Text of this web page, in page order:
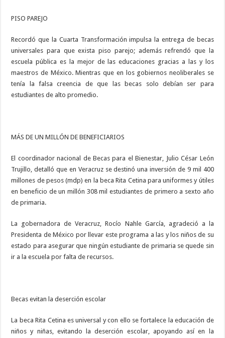
PISO PAREJO
Recordó que la Cuarta Transformación impulsa la entrega de becas
universales para que exista piso parejo; además refrendó que la
escuela pública es la mejor de las educaciones gracias a las y los
maestros de México. Mientras que en los gobiernos neoliberales se
tenía la falsa creencia de que las becas solo debían ser para
estudiantes de alto promedio.
MÁS DE UN MILLÓN DE BENEFICIARIOS
El coordinador nacional de Becas para el Bienestar, Julio César León
Trujillo, detalló que en Veracruz se destinó una inversión de 9 mil 400
millones de pesos (mdp) en la beca Rita Cetina para uniformes y útiles
en beneficio de un millón 308 mil estudiantes de primero a sexto año
de primaria.
La gobernadora de Veracruz, Rocío Nahle García, agradeció a la
Presidenta de México por llevar este programa a las y los niños de su
estado para asegurar que ningún estudiante de primaria se quede sin
ir a la escuela por falta de recursos.
Becas evitan la deserción escolar
La beca Rita Cetina es universal y con ello se fortalece la educación de
niños y niñas, evitando la deserción escolar, apoyando así en la